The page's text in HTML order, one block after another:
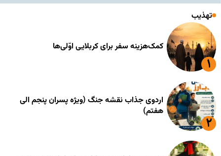
تهذیب
کمک‌هزینه سفر برای کربلایی اوّلی‌ها
اردوی جذاب نقشه جنگ (ویژه پسران پنجم الی
هفتم)